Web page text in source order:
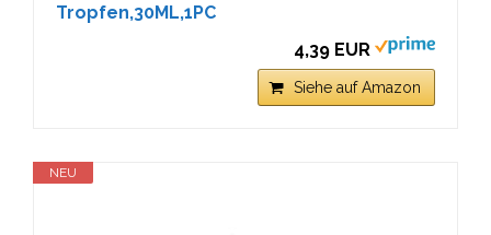
Tropfen,30ML,1PC
4,39 EUR
Siehe auf Amazon
NEU